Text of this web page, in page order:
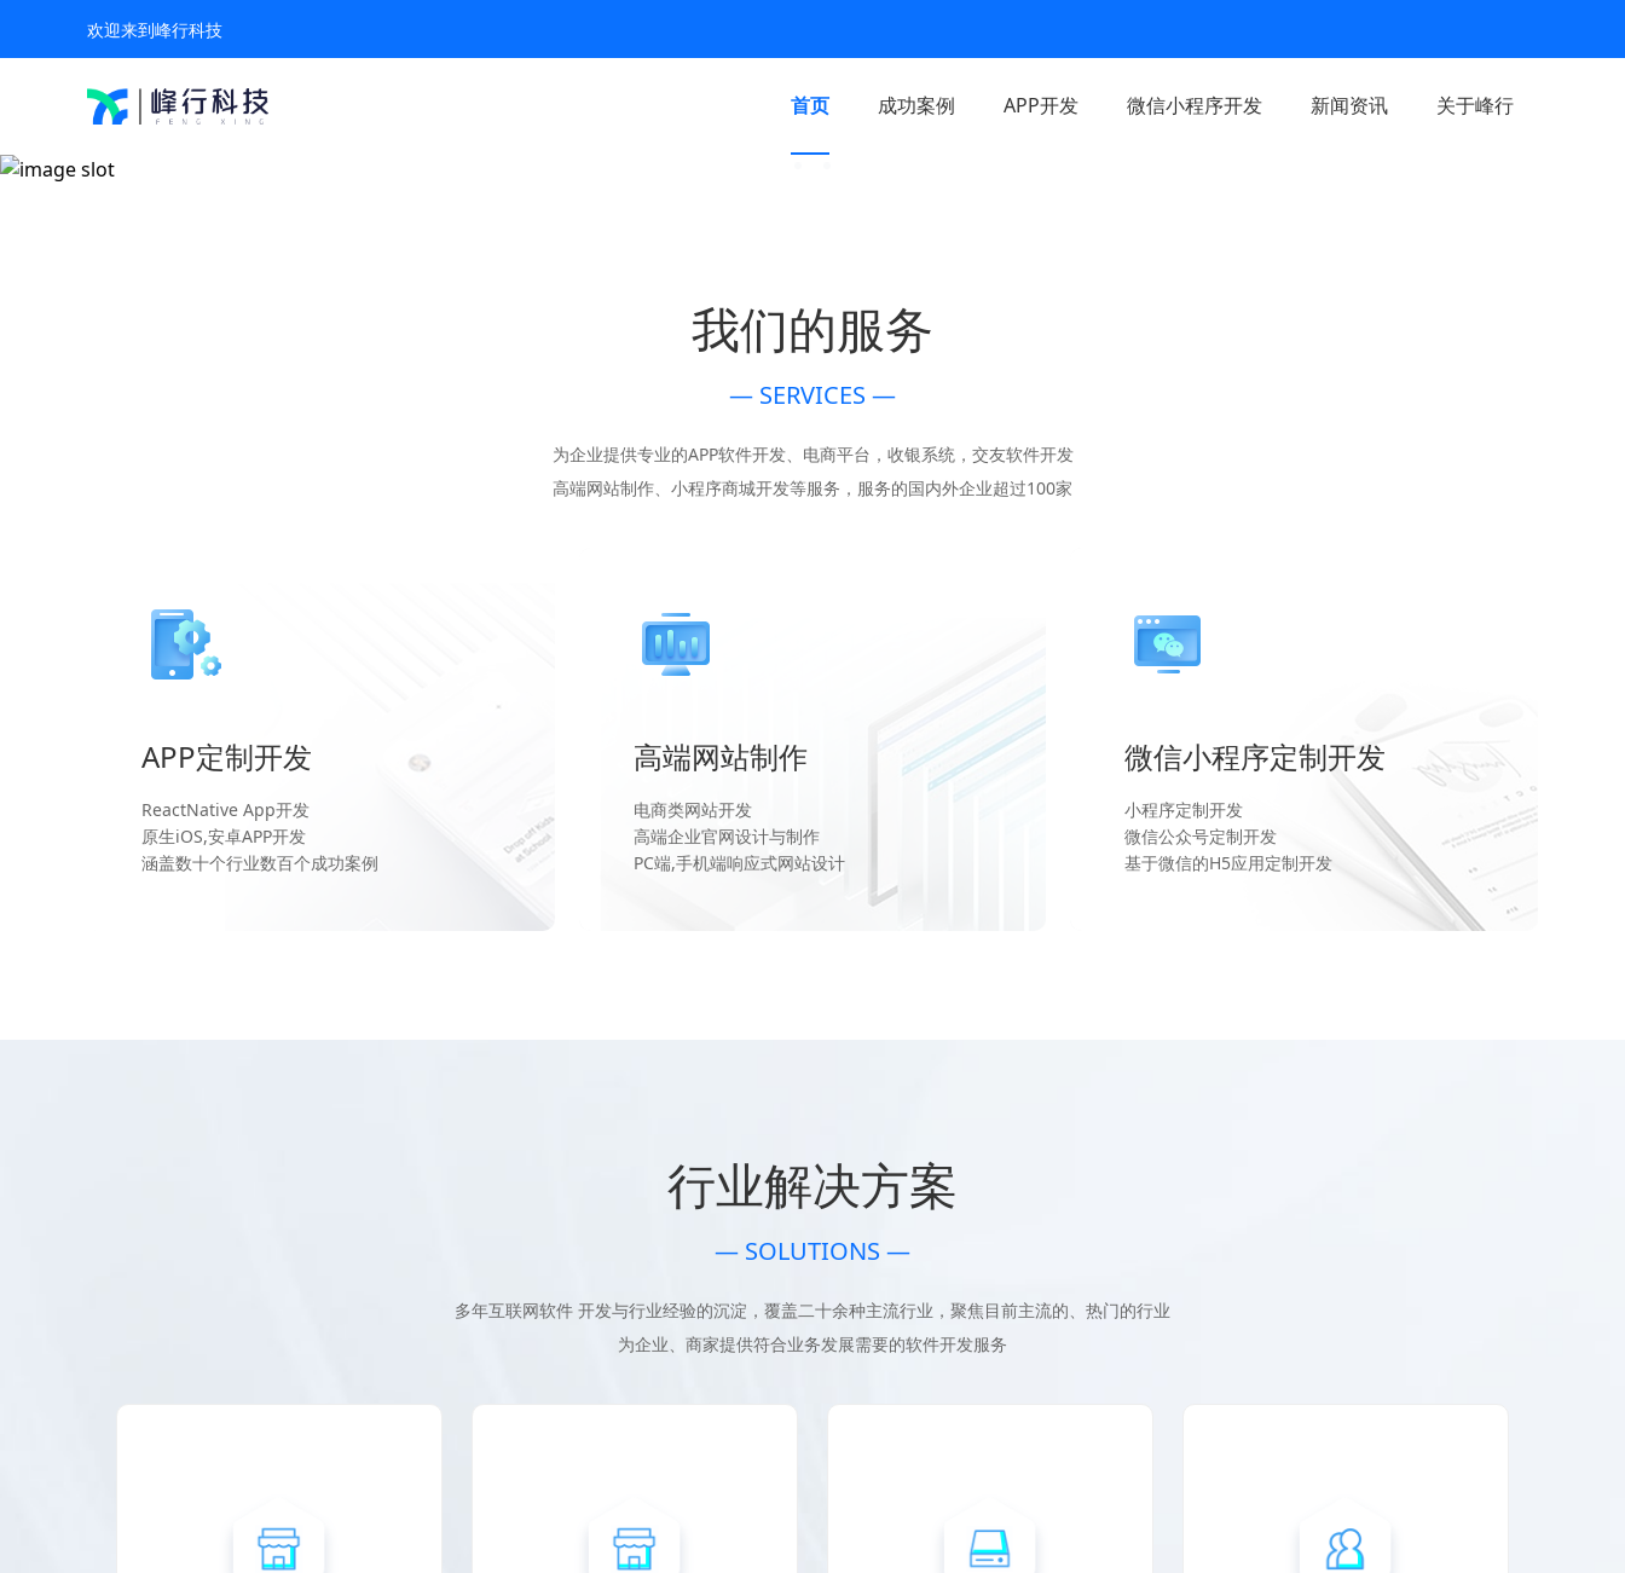
欢迎来到峰行科技
首页 成功案例 APP开发 微信小程序开发 新闻资讯 关于峰行
我们的服务
— SERVICES —
为企业提供专业的APP软件开发、电商平台，收银系统，交友软件开发
高端网站制作、小程序商城开发等服务，服务的国内外企业超过100家
APP定制开发
ReactNative App开发
原生iOS,安卓APP开发
涵盖数十个行业数百个成功案例
高端网站制作
电商类网站开发
高端企业官网设计与制作
PC端,手机端响应式网站设计
微信小程序定制开发
小程序定制开发
微信公众号定制开发
基于微信的H5应用定制开发
行业解决方案
— SOLUTIONS —
多年互联网软件 开发与行业经验的沉淀，覆盖二十余种主流行业，聚焦目前主流的、热门的行业
为企业、商家提供符合业务发展需要的软件开发服务